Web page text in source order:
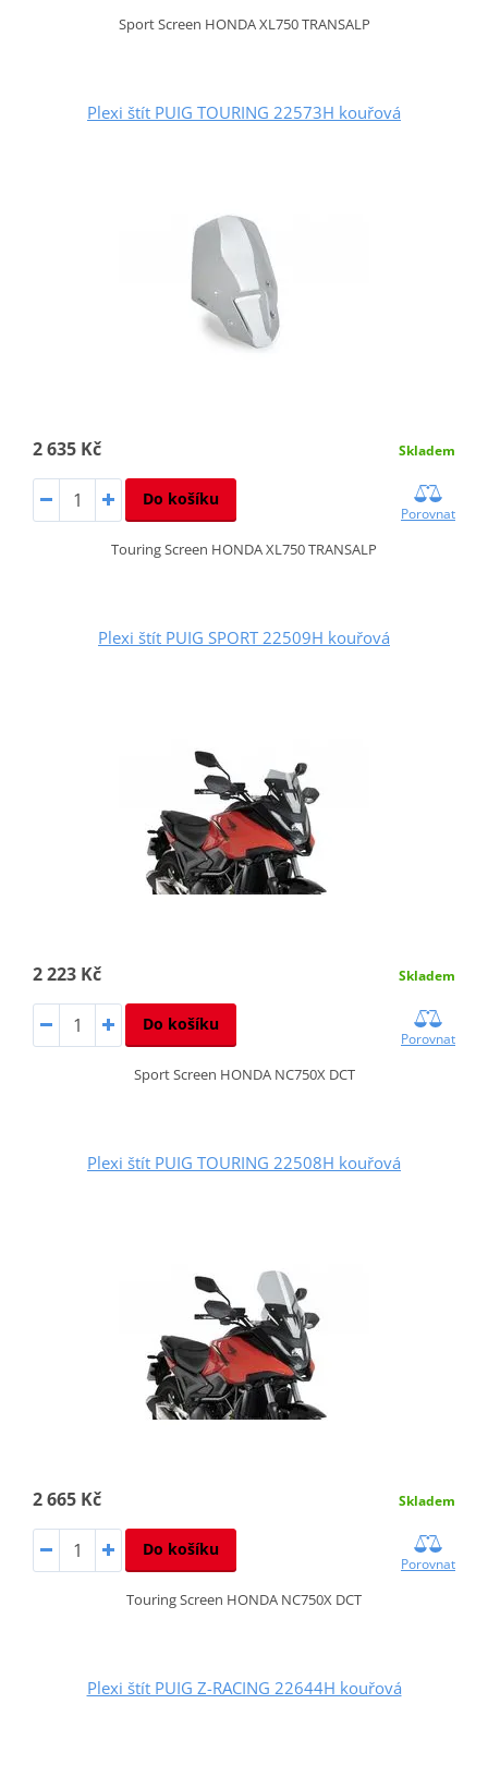
Sport Screen HONDA XL750 TRANSALP
Plexi štít PUIG TOURING 22573H kouřová
2 635 Kč Skladem
Do košíku
Porovnat
Touring Screen HONDA XL750 TRANSALP
Plexi štít PUIG SPORT 22509H kouřová
2 223 Kč Skladem
Do košíku
Porovnat
Sport Screen HONDA NC750X DCT
Plexi štít PUIG TOURING 22508H kouřová
2 665 Kč Skladem
Do košíku
Porovnat
Touring Screen HONDA NC750X DCT
Plexi štít PUIG Z-RACING 22644H kouřová